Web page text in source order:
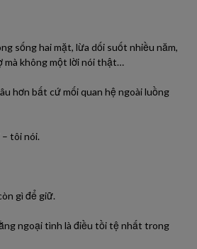
sống hai mặt, lừa dối suốt nhiều năm,
mà không một lời nói thật…
hơn bất cứ mối quan hệ ngoài luồng
– tôi nói.
gì để giữ.
ngoại tình là điều tồi tệ nhất trong